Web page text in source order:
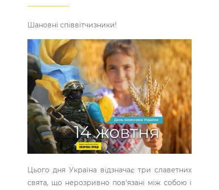
Шановні співвітчизники!
Цього дня Україна відзначає три славетних
свята, що нерозривно пов’язані між собою і